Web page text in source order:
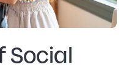
Social